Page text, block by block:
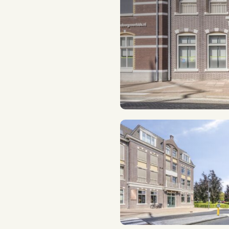
Ketel eigendom
Energielabel
Parkeerfaciliteit